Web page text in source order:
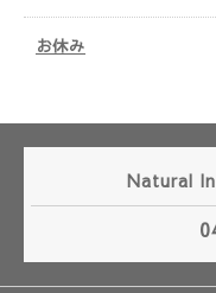
お休み
Natural